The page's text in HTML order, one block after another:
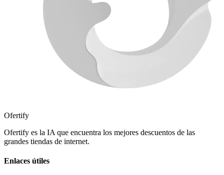
Ofertify
Ofertify es la IA que encuentra los mejores descuentos de las
grandes tiendas de internet.
Enlaces útiles